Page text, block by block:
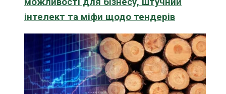
інтелект та міфи щодо тендерів